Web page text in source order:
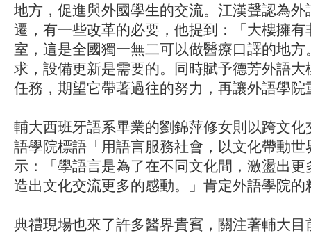
地方，促進與外國學生的交流。江漢聲認為外
遷，有一些改革的必要，他提到：「大樓擁有
室，這是全國獨一無二可以做醫療口譯的地
求，設備更新是需要的。同時賦予德芳外語大
任務，期望它帶著過往的努力，再讓外語學院
輔大西班牙語系畢業的劉錦萍修女則以跨文化
語學院標語「用語言服務社會，以文化帶動世
示：「學語言是為了在不同文化間，激盪出
造出文化交流更多的感動。」肯定外語學院的
典禮現場也來了許多醫界貴賓，關注著輔大目